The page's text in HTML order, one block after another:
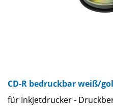
CD-R bedruckbar weiß/
für Inkjetdrucker -